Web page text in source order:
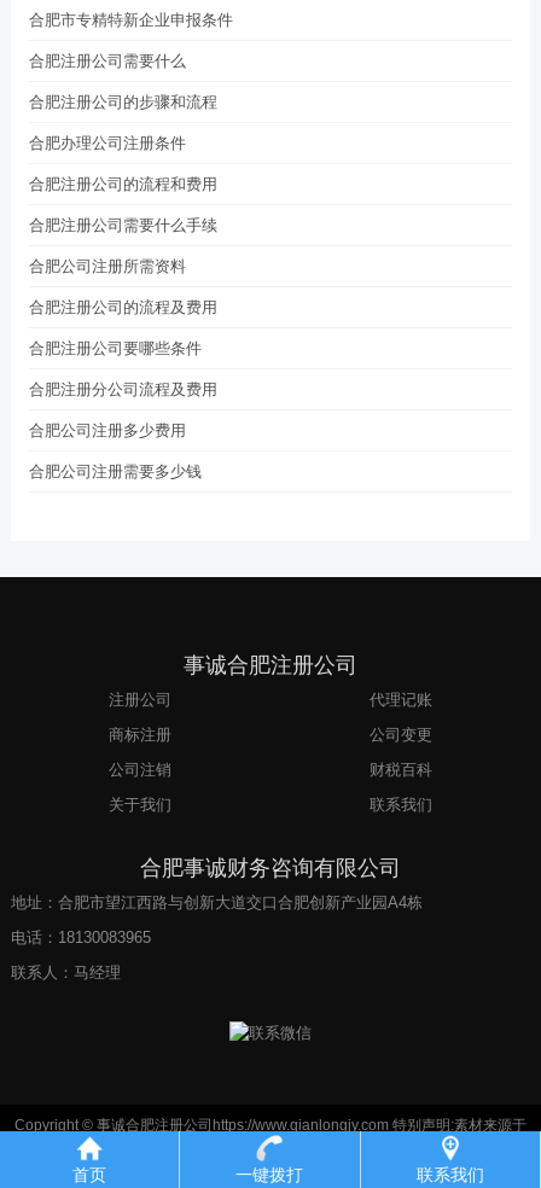
首页 一键拨打 联系我们
合肥市专精特新企业申报条件
合肥注册公司需要什么
合肥注册公司的步骤和流程
合肥办理公司注册条件
合肥注册公司的流程和费用
合肥注册公司需要什么手续
合肥公司注册所需资料
合肥注册公司的流程及费用
合肥注册公司要哪些条件
合肥注册分公司流程及费用
合肥公司注册多少费用
合肥公司注册需要多少钱
事诚合肥注册公司
注册公司
代理记账
商标注册
公司变更
公司注销
财税百科
关于我们
联系我们
合肥事诚财务咨询有限公司
地址：合肥市望江西路与创新大道交口合肥创新产业园A4栋
电话： 18130083965
联系人：马经理
Copyright © 事诚合肥注册公司https://www.qianlongjy.com 特别声明:素材来源于
网络，如果对您造成侵权，请及时联系我们予以删除.
皖ICP备2021017939号-17
sitemap